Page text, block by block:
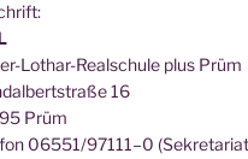
Lothar-Real­schu­le plus Prüm
16
Prüm
06551/97111–0